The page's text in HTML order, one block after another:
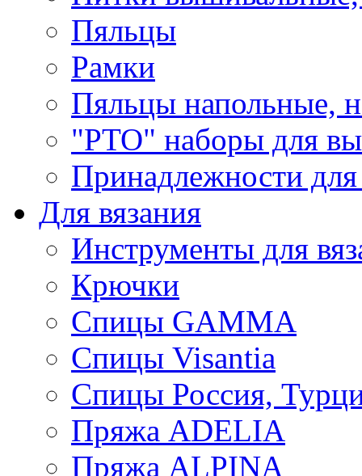
Пяльцы
Рамки
Пяльцы напольные,
"РТО" наборы для
Принадлежности
Для вязания
Инструменты для
Крючки
Спицы GAMMA
Спицы Visantia
Спицы Россия,
Пряжа ADELIA
Пряжа ALPINA